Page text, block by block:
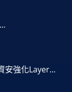
安強化Layer...